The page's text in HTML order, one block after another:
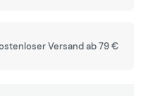
Versand ab 79 €